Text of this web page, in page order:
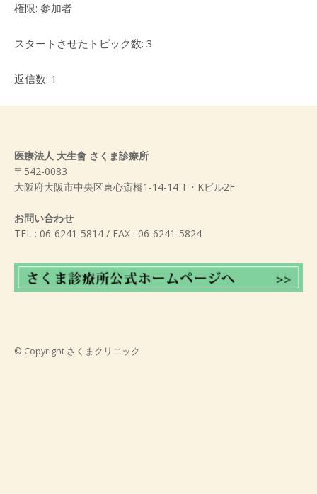
権限: 参加者
スタートさせたトピック数: 3
返信数: 1
医療法人 大生會 さくま診療所
〒542-0083
大阪府大阪市中央区東心斎橋1-14-14 T・Kビル2F
お問い合わせ
TEL : 06-6241-5814 / FAX : 06-6241-5824
© Copyright さくまクリニック